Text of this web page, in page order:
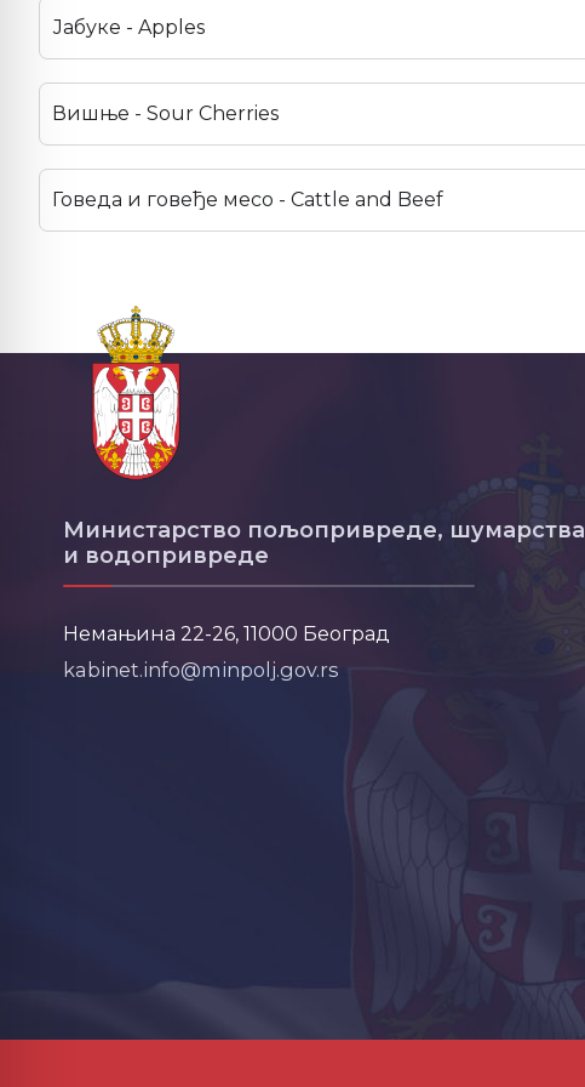
Јабуке - Apples
Вишње - Sour Cherries
Говеда и говеђе месо - Cattle and Beef
Министарство пољопривреде, шумарства
и водопривреде
Немањина 22-26, 11000 Београд
kabinet.info@minpolj.gov.rs